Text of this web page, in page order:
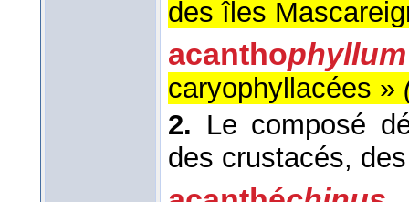
des îles
acanthophyllum
caryophyllacées »
2. Le composé
des crustacés,